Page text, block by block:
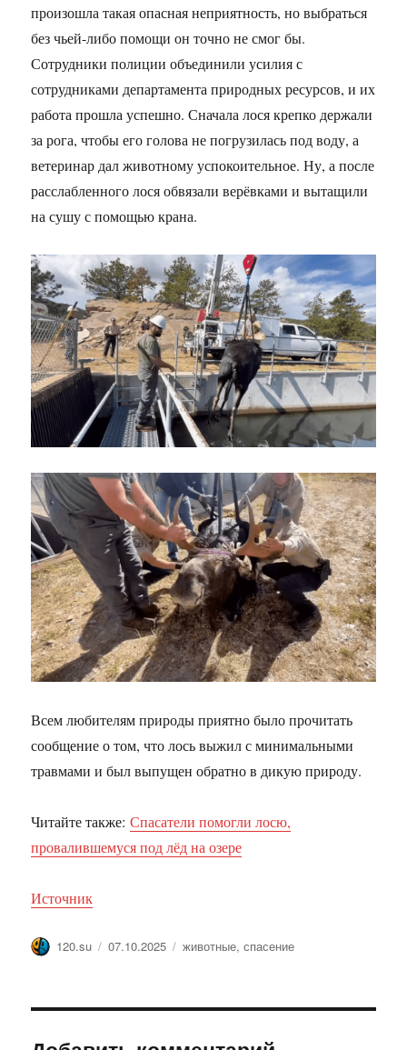
произошла такая опасная неприятность, но выбраться
без чьей-либо помощи он точно не смог бы.
Сотрудники полиции объединили усилия с
сотрудниками департамента природных ресурсов, и их
работа прошла успешно. Сначала лося крепко держали
за рога, чтобы его голова не погрузилась под воду, а
ветеринар дал животному успокоительное. Ну, а после
расслабленного лося обвязали верёвками и вытащили
на сушу с помощью крана.
Всем любителям природы приятно было прочитать
сообщение о том, что лось выжил с минимальными
травмами и был выпущен обратно в дикую природу.
Читайте также:Спасатели помогли лосю,
провалившемуся под лёд на озере
Источник
Автор
120.su Опубликовано
07.10.2025 Метки
животные,спасение